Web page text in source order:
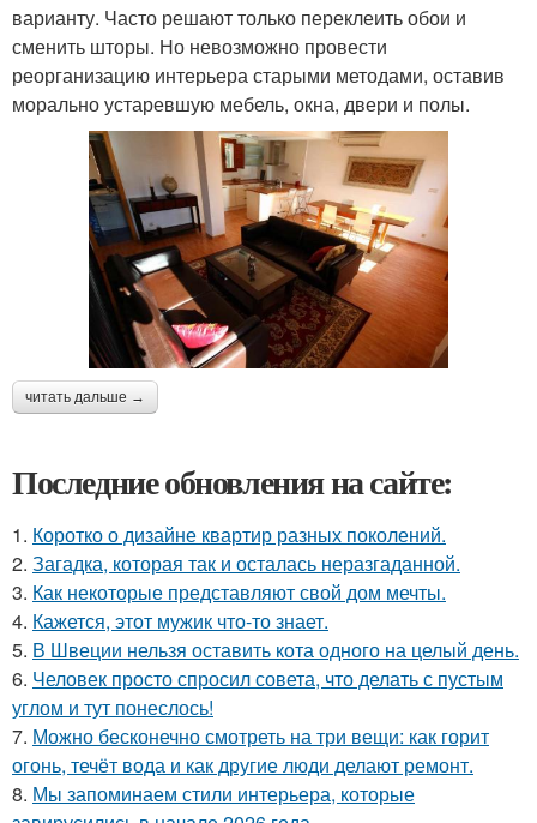
варианту. Часто решают только переклеить обои и
сменить шторы. Но невозможно провести
реорганизацию интерьера старыми методами, оставив
морально устаревшую мебель, окна, двери и полы.
читать дальше →
Последние обновления на сайте:
1. Коротко о дизайне квартир разных поколений.
2. Загадка, которая так и осталась неразгаданной.
3. Как некоторые представляют свой дом мечты.
4. Кажется, этот мужик что-то знает.
5. В Швеции нельзя оставить кота одного на целый день.
6. Человек просто спросил совета, что делать с пустым
углом и тут понеслось!
7. Можно бесконечно смотреть на три вещи: как горит
огонь, течёт вода и как другие люди делают ремонт.
8. Мы запоминаем стили интерьера, которые